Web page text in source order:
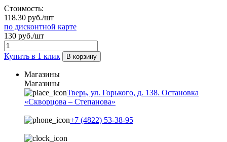
Стоимость:
118.30 руб./шт
по дисконтной карте
130 руб./шт
Купить в 1 клик В корзину
Магазины
Магазины
Тверь, ул. Горького, д. 138. Остановка
«Скворцова – Степанова»
+7 (4822) 53-38-95